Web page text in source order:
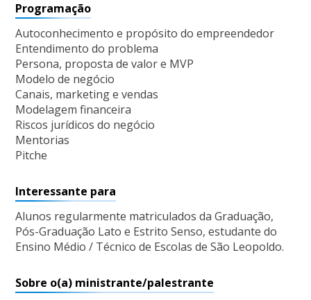
Programação
Autoconhecimento e propósito do empreendedor
Entendimento do problema
Persona, proposta de valor e MVP
Modelo de negócio
Canais, marketing e vendas
Modelagem financeira
Riscos jurídicos do negócio
Mentorias
Pitche
Interessante para
Alunos regularmente matriculados da Graduação,
Pós-Graduação Lato e Estrito Senso, estudante do
Ensino Médio / Técnico de Escolas de São Leopoldo.
Sobre o(a) ministrante/palestrante